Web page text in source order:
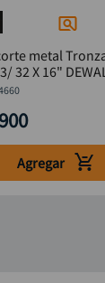
metal
32 X 16"
900
Agregar